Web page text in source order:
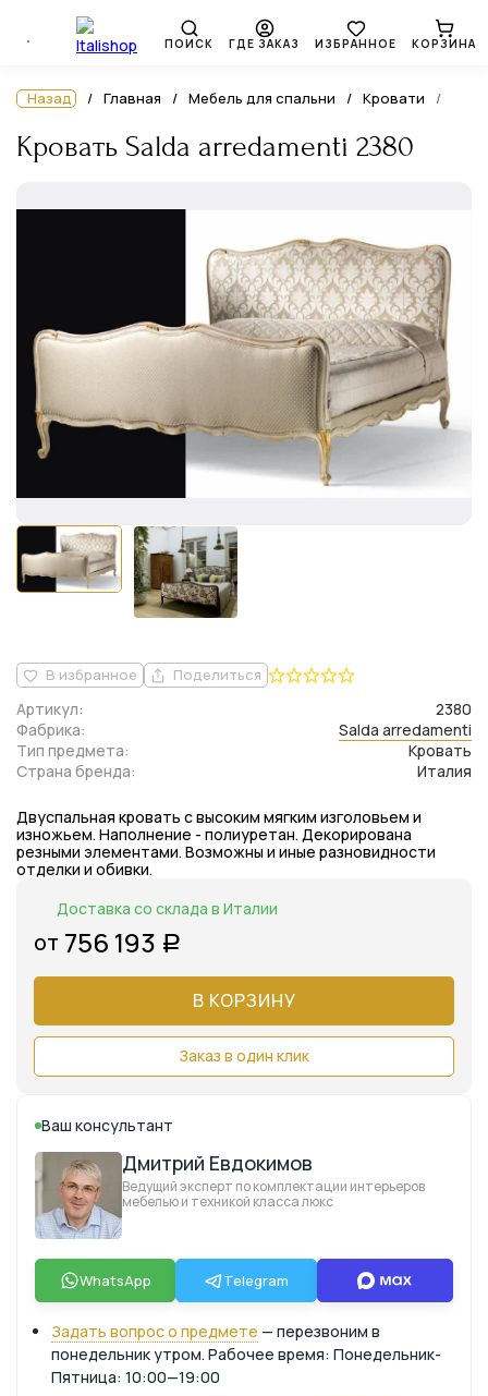
ПОИСК ГДЕ ЗАКАЗ ИЗБРАННОЕ КОРЗИНА
Назад Главная Мебель для спальни Кровати
Кровать Salda arredamenti 2380
В избранное Поделиться
Фабрика: Salda arredamenti
Артикул:
2380
Тип предмета:
Кровать
Страна бренда:
Италия
Двуспальная кровать с высоким мягким изголовьем и
изножьем. Наполнение - полиуретан. Декорирована
резными элементами. Возможны и иные разновидности
отделки и обивки.
Доставка со склада в Италии
от 756 193 Р
В КОРЗИНУ
Заказ в один клик
Ваш консультант
Дмитрий Евдокимов
Ведущий эксперт по комплектации интерьеров
мебелью и техникой класса люкс
WhatsApp Telegram
Задать вопрос о предмете — перезвоним в
понедельник утром. Рабочее время: Понедельник-
Пятница: 10:00—19:00